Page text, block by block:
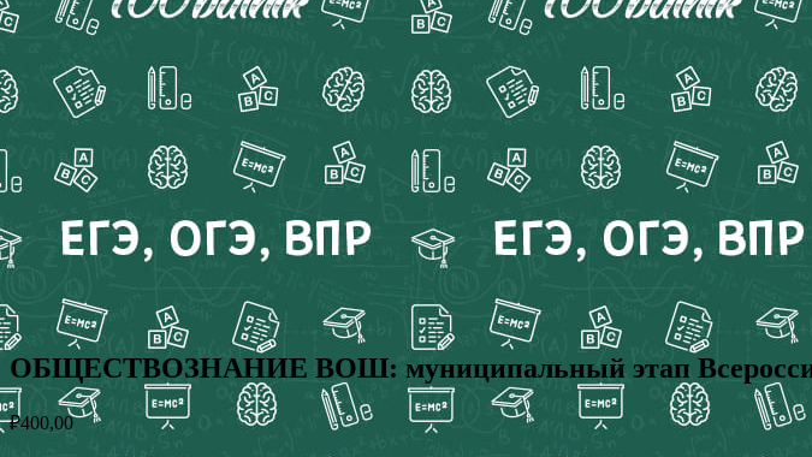
ОБЩЕСТВОЗНАНИЕ ВОШ: муниципальный этап
₽400,00